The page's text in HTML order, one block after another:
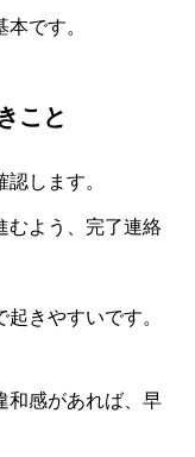
です。
こと
します。
むよう、完了連絡
きやすいです。
和感があれば、早